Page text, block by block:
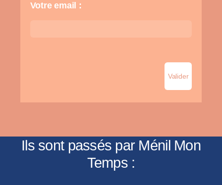
Votre email :
Ils sont passés par Ménil Mon
Temps :